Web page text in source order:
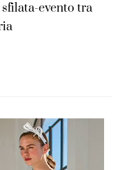
evento tra